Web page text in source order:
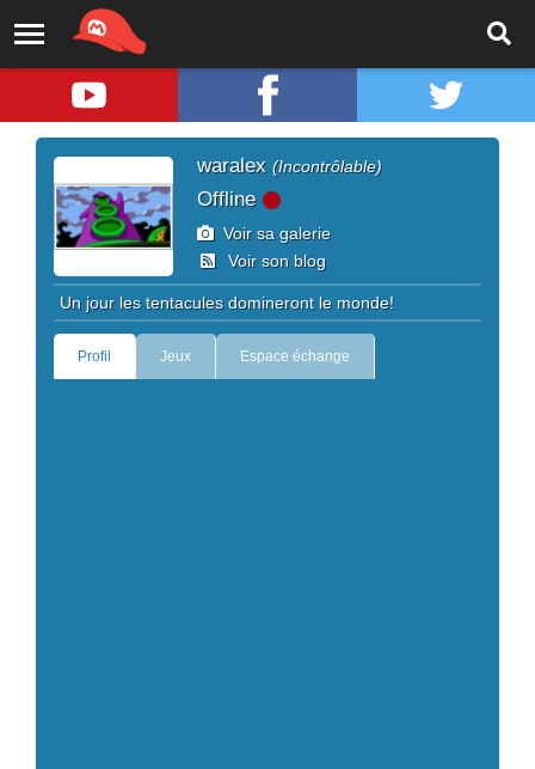
waralex (Incontrôlable)
Offline
Voir sa galerie
Voir son blog
Un jour les tentacules domineront le monde!
Profil Jeux Espace échange